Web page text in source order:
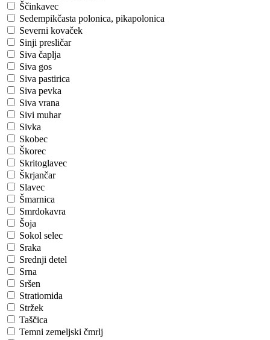
Ščinkavec
Sedempikčasta polonica, pikapolonica
Severni kovaček
Sinji presličar
Siva čaplja
Siva gos
Siva pastirica
Siva pevka
Siva vrana
Sivi muhar
Sivka
Skobec
Škorec
Skritoglavec
Škrjančar
Slavec
Šmarnica
Smrdokavra
Šoja
Sokol selec
Sraka
Srednji detel
Srna
Sršen
Stratiomida
Stržek
Taščica
Temni zemeljski čmrlj